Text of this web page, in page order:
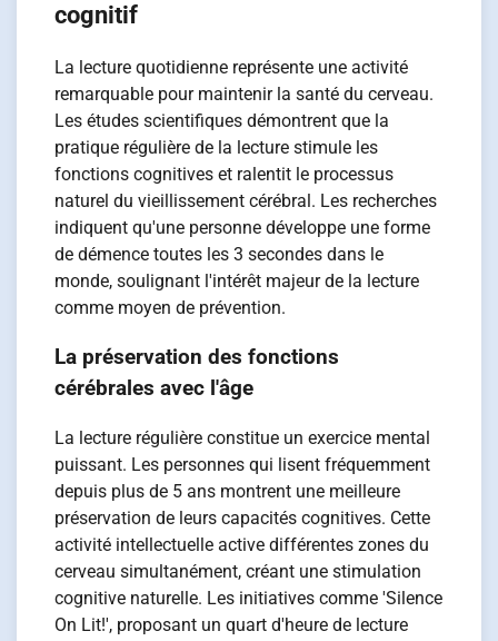
cognitif
La lecture quotidienne représente une activité
remarquable pour maintenir la santé du cerveau.
Les études scientifiques démontrent que la
pratique régulière de la lecture stimule les
fonctions cognitives et ralentit le processus
naturel du vieillissement cérébral. Les recherches
indiquent qu'une personne développe une forme
de démence toutes les 3 secondes dans le
monde, soulignant l'intérêt majeur de la lecture
comme moyen de prévention.
La préservation des fonctions
cérébrales avec l'âge
La lecture régulière constitue un exercice mental
puissant. Les personnes qui lisent fréquemment
depuis plus de 5 ans montrent une meilleure
préservation de leurs capacités cognitives. Cette
activité intellectuelle active différentes zones du
cerveau simultanément, créant une stimulation
cognitive naturelle. Les initiatives comme 'Silence
On Lit!', proposant un quart d'heure de lecture